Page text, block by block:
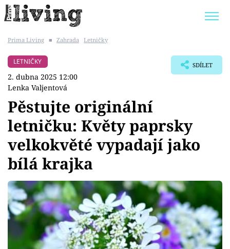
BYDLENÍ SLAVNÝCH
Témata
Bydlení
Zahrada
Design
Sledujte prima+
Prima Living ■ Zahrada Letničky
LETNIČKY
2. dubna 2025 12:00
Lenka Valjentová
SDÍLET
Pěstujte originální
letničku: Květy paprsky
velkokvěté vypadají jako
bílá krajka